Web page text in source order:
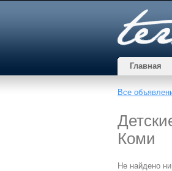
Главная
Все
Коми
Не найдено